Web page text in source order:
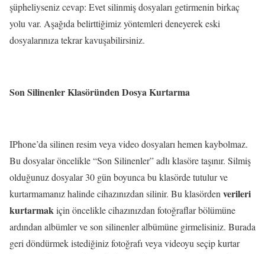
şüpheliyseniz cevap: Evet silinmiş dosyaları getirmenin birkaç
yolu var. Aşağıda belirttiğimiz yöntemleri deneyerek eski
dosyalarınıza tekrar kavuşabilirsiniz.
Son Silinenler Klasöründen Dosya Kurtarma
IPhone’da silinen resim veya video dosyaları hemen kaybolmaz.
Bu dosyalar öncelikle “Son Silinenler” adlı klasöre taşınır. Silmiş
olduğunuz dosyalar 30 gün boyunca bu klasörde tutulur ve
kurtarmamanız halinde cihazınızdan silinir. Bu klasördenverileri
kurtarmakiçin öncelikle cihazınızdan fotoğraflar bölümüne
ardından albümler ve son silinenler albümüne girmelisiniz. Burada
geri döndürmek istediğiniz fotoğrafı veya videoyu seçip kurtar